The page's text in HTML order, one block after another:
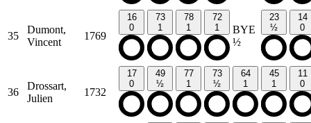
35
Dumont,
Vincent
1769
16
0
73
1
78
1
72
1
BYE
½
23
½
14
0
36
Drossart,
Julien
1732
17
0
49
½
77
1
73
½
64
1
45
1
11
0